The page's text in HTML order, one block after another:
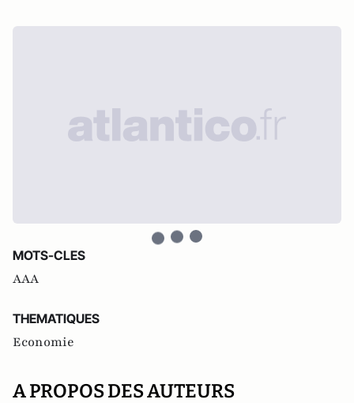
MOTS-CLES
AAA
THEMATIQUES
Economie
A PROPOS DES AUTEURS